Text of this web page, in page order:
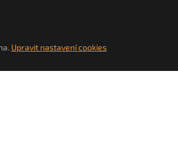
Upravit nastavení cookies